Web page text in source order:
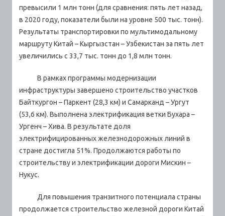
превысили 1 млн тонн (для сравнения: пять лет назад,
в 2020 году, показатели были на уровне 500 тыс. тонн).
Результаты транспортировки по мультимодальному
маршруту Китай – Кыргызстан – Узбекистан за пять лет
увеличились с 33,7 тыс. тонн до 1,8 млн тонн.
В рамках программы модернизации
инфраструктуры завершено строительство участков
Байткургон – Паркент (28,3 км) и Самарканд – Ургут
(53,6 км). Выполнена электрификация ветки Бухара –
Ургенч – Хива. В результате доля
электрифицированных железнодорожных линий в
стране достигла 51%. Продолжаются работы по
строительству и электрификации дороги Мискин –
Нукус.
Для повышения транзитного потенциала страны
продолжается строительство железной дороги Китай